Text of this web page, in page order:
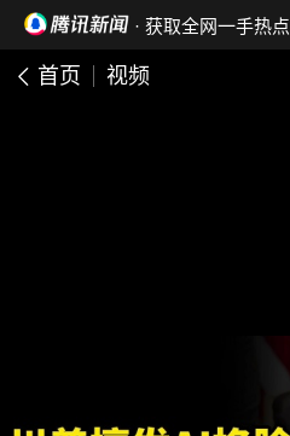
· 获取全网一手热点
首页 视频